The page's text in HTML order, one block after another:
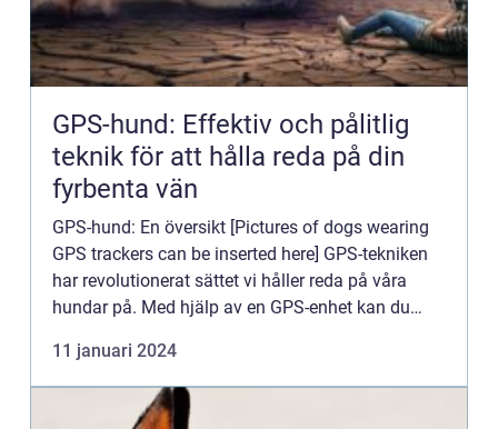
GPS-hund: Effektiv och pålitlig
teknik för att hålla reda på din
fyrbenta vän
GPS-hund: En översikt [Pictures of dogs wearing
GPS trackers can be inserted here] GPS-tekniken
har revolutionerat sättet vi håller reda på våra
hundar på. Med hjälp av en GPS-enhet kan du
sig. I de...
11 januari 2024